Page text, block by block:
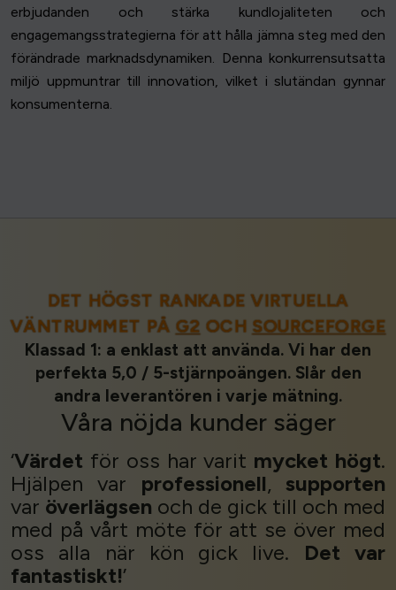
erbjudanden och stärka kundlojaliteten och
engagemangsstrategierna för att hålla jämna steg med den
förändrade marknadsdynamiken. Denna konkurrensutsatta
miljö uppmuntrar till innovation, vilket i slutändan gynnar
konsumenterna.
DET HÖGST RANKADE VIRTUELLA
VÄNTRUMMET PÅG2 OCH SOURCEFORGE
Klassad 1: a enklast att använda. Vi har den
perfekta 5,0 / 5-stjärnpoängen. Slår den
andra leverantören i varje mätning.
Våra nöjda kunder säger
‘Värdet för oss har varit mycket högt.
Hjälpen var professionell,supporten
var överlägsen och de gick till och med
med på vårt möte för att se över med
oss alla när kön gick live. Det var
fantastiskt!’